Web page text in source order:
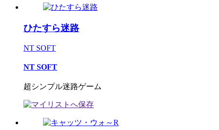
ひたすら迷路
NT SOFT
NT SOFT
超シンプル迷路ゲーム